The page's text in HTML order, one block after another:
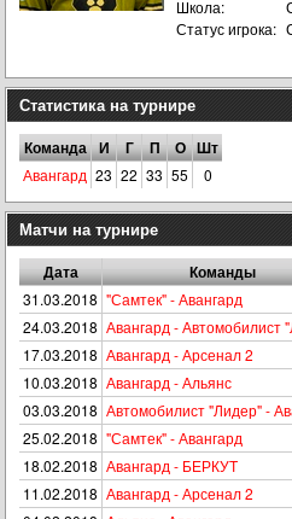
Школа:
Статус игрока:
Статистика на турнире
Команда И Г П О Шт
Авангард 23 22 33 55 0
Матчи на турнире
Дата Команды
31.03.2018 "Самтек" - Авангард
24.03.2018 Авангард - Автомобилист
17.03.2018 Авангард - Арсенал 2
10.03.2018 Авангард - Альянс
03.03.2018 Автомобилист "Лидер" -
25.02.2018 "Самтек" - Авангард
18.02.2018 Авангард - БЕРКУТ
11.02.2018 Авангард - Арсенал 2